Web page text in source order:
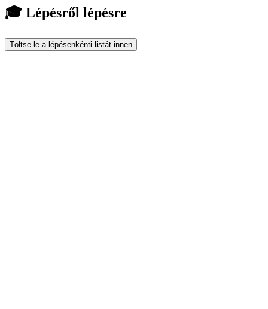
🎓 Lépésről lépésre
Töltse le a lépésenkénti listát innen